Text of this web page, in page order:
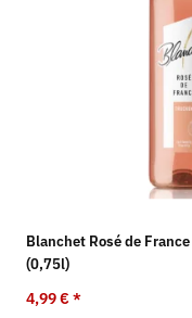
Blanchet Rosé de
(0,75l)
4,99 € *